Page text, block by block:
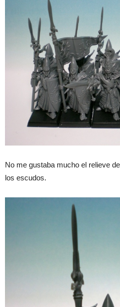
No me gustaba mucho el relieve
los escudos.